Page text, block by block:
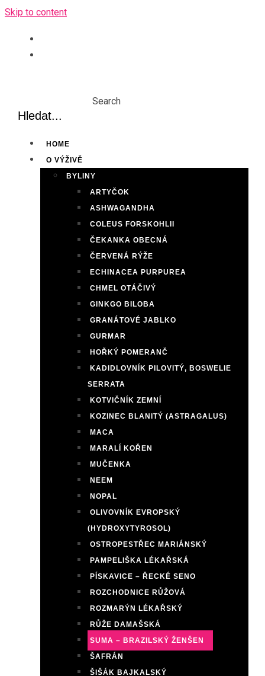
Skip to content
Search
HOME
O VÝŽIVĚ
BYLINY
ARTYČOK
ASHWAGANDHA
COLEUS FORSKOHLII
ČEKANKA OBECNÁ
ČERVENÁ RÝŽE
ECHINACEA PURPUREA
CHMEL OTÁČIVÝ
GINKGO BILOBA
GRANÁTOVÉ JABLKO
GURMAR
HOŘKÝ POMERANČ
KADIDLOVNÍK PILOVITÝ, BOSWELIE
SERRATA
KOTVIČNÍK ZEMNÍ
KOZINEC BLANITÝ (ASTRAGALUS)
MACA
MARALÍ KOŘEN
MUČENKA
NEEM
NOPAL
OLIVOVNÍK EVROPSKÝ
(HYDROXYTYROSOL)
OSTROPESTŘEC MARIÁNSKÝ
PAMPELIŠKA LÉKAŘSKÁ
PÍSKAVICE – ŘECKÉ SENO
ROZCHODNICE RŮŽOVÁ
ROZMARÝN LÉKAŘSKÝ
RŮŽE DAMAŠSKÁ
SUMA – BRAZILSKÝ ŽENŠEN
ŠAFRÁN
ŠIŠÁK BAJKALSKÝ